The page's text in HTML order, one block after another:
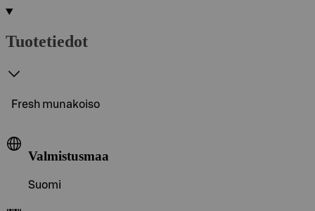
Tuotetiedot
Fresh munakoiso
Valmistusmaa
Suomi